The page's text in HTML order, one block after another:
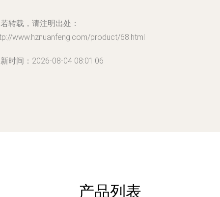
转载，请注明出处：
www.hznuanfeng.com/product/68.html
时间：2026-08-04 08:01:06
产品列表